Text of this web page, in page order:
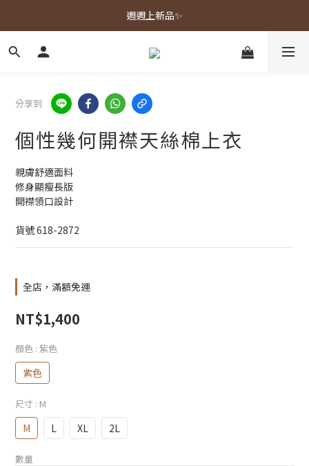
春夏新品上市🌿
週週上新品✨
春夏新品上市🌿
分享到
個性幾何開襟天絲棉上衣
親膚舒適面料
修身顯瘦長版
開襟領口設計
貨號 618-2872
全店，滿額免運
NT$1,400
顏色 : 紫色
紫色
尺寸 : M
M L XL 2L
數量